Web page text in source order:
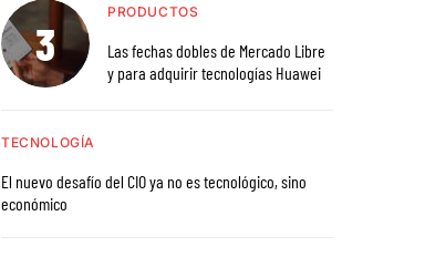
PRODUCTOS
Las fechas dobles de Mercado Libre
y para adquirir tecnologías Huawei
TECNOLOGÍA
El nuevo desafío del CIO ya no es tecnológico, sino
económico